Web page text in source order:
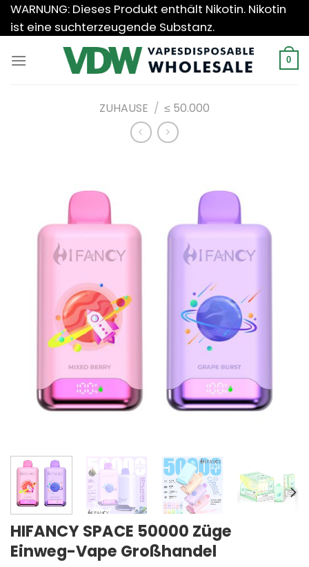
Zum
Inhalt
WARNUNG: Dieses Produkt enthält Nikotin. Nikotin
ist eine suchterzeugende Substanz.
0
ZUHAUSE / ≤ 50.000
HIFANCY SPACE 50000 Züge
Einweg-Vape Großhandel